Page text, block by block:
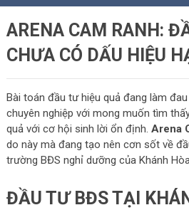
ARENA CAM RANH:
CHƯA CÓ DẤU HIỆU
Bài toán đầu tư hiệu quả đang làm
chuyên nghiệp với mong muốn tìm
quả với cơ hội sinh lời ổn định. Arena
do này mà đang tạo nên cơn sốt về
trường BĐS nghỉ dưỡng của Khánh
ĐẦU TƯ BĐS TẠI